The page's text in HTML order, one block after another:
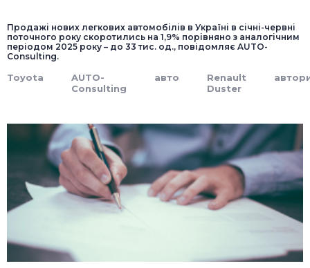
Продажі нових легкових автомобілів в Україні в січні-червні
поточного року скоротились на 1,9% порівняно з аналогічним
періодом 2025 року – до 33 тис. од., повідомляє AUTO-
Consulting.
Toyota
AUTO-
Consulting
авто
Renault
Duster